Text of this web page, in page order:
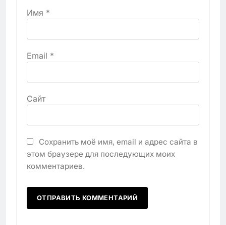
Имя *
Email *
Сайт
Сохранить моё имя, email и адрес сайта в
этом браузере для последующих моих
комментариев.